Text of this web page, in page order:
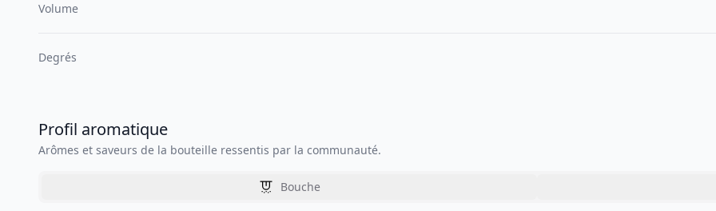
Volume
Degrés
Profil aromatique
Arômes et saveurs de la bouteille ressentis par la communauté.
Bouche